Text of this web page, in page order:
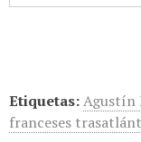
Etiquetas:Agustín
franceses